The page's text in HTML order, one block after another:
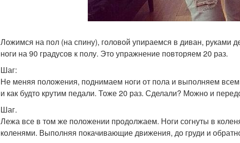
Ложимся на пол (на спину), головой упираемся в диван, руками
ноги на 90 градусов к полу. Это упражнение повторяем 20 раз.
Шаг:
Не меняя положения, поднимаем ноги от пола и выполняем
и как будто крутим педали. Тоже 20 раз. Сделали? Можно и
Шаг.
Лежа все в том же положении продолжаем. Ноги согнуты в
коленями. Выполняя покачивающие движения, до груди и